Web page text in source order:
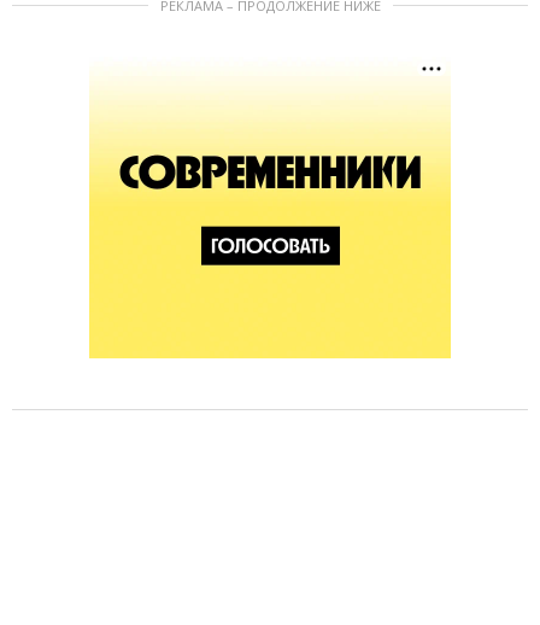
РЕКЛАМА – ПРОДОЛЖЕНИЕ НИЖЕ